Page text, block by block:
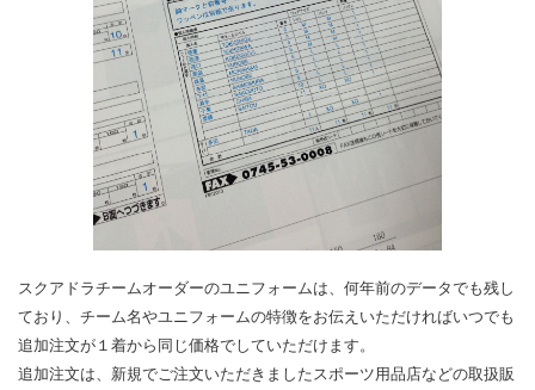
スクアドラチームオーダーのユニフォームは、何年前のデータでも残し
ており、チーム名やユニフォームの特徴をお伝えいただければいつでも
追加注文が１着から同じ価格でしていただけます。
追加注文は、新規でご注文いただきましたスポーツ用品店などの取扱販